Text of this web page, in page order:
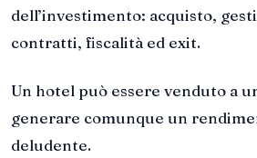
dell’investimento: acquisto,
contratti, fiscalità ed exit.
Un hotel può essere venduto a
generare comunque un
deludente.